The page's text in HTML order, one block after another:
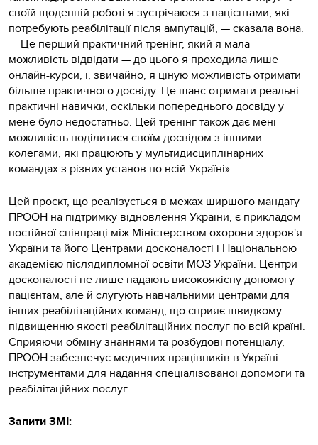
своїй щоденній роботі я зустрічаюся з пацієнтами, які
потребують реабілітації після ампутацій, — сказала вона.
— Це перший практичний тренінг, який я мала
можливість відвідати — до цього я проходила лише
онлайн-курси, і, звичайно, я ціную можливість отримати
більше практичного досвіду. Це шанс отримати реальні
практичні навички, оскільки попереднього досвіду у
мене було недостатньо. Цей тренінг також дає мені
можливість поділитися своїм досвідом з іншими
колегами, які працюють у мультидисциплінарних
командах з різних установ по всій Україні».
Цей проєкт, що реалізується в межах ширшого мандату
ПРООН на підтримку відновлення України, є прикладом
постійної співпраці між Міністерством охорони здоров'я
України та його Центрами досконалості і Національною
академією післядипломної освіти МОЗ України. Центри
досконалості не лише надають високоякісну допомогу
пацієнтам, але й слугують навчальними центрами для
інших реабілітаційних команд, що сприяє швидкому
підвищенню якості реабілітаційних послуг по всій країні.
Сприяючи обміну знаннями та розбудові потенціалу,
ПРООН забезпечує медичних працівників в Україні
інструментами для надання спеціалізованої допомоги та
реабілітаційних послуг.
Запити ЗМІ: